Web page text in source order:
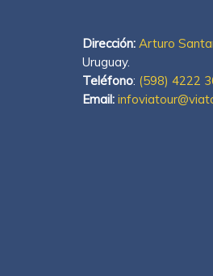
Dirección: Arturo
Uruguay.
Teléfono: (598) 4222
Email: